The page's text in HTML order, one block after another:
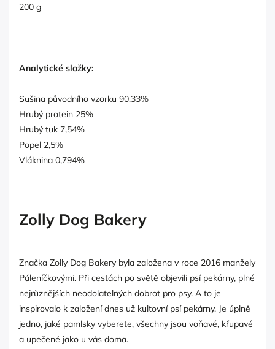
200 g
Analytické složky:
Sušina původního vzorku 90,33%
Hrubý protein 25%
Hrubý tuk 7,54%
Popel 2,5%
Vláknina 0,794%
Zolly Dog Bakery
Značka Zolly Dog Bakery byla založena v roce 2016 manžely
Páleníčkovými. Při cestách po světě objevili psí pekárny, plné
nejrůznějších neodolatelných dobrot pro psy. A to je
inspirovalo k založení dnes už kultovní psí pekárny. Je úplně
jedno, jaké pamlsky vyberete, všechny jsou voňavé, křupavé
a upečené jako u vás doma.